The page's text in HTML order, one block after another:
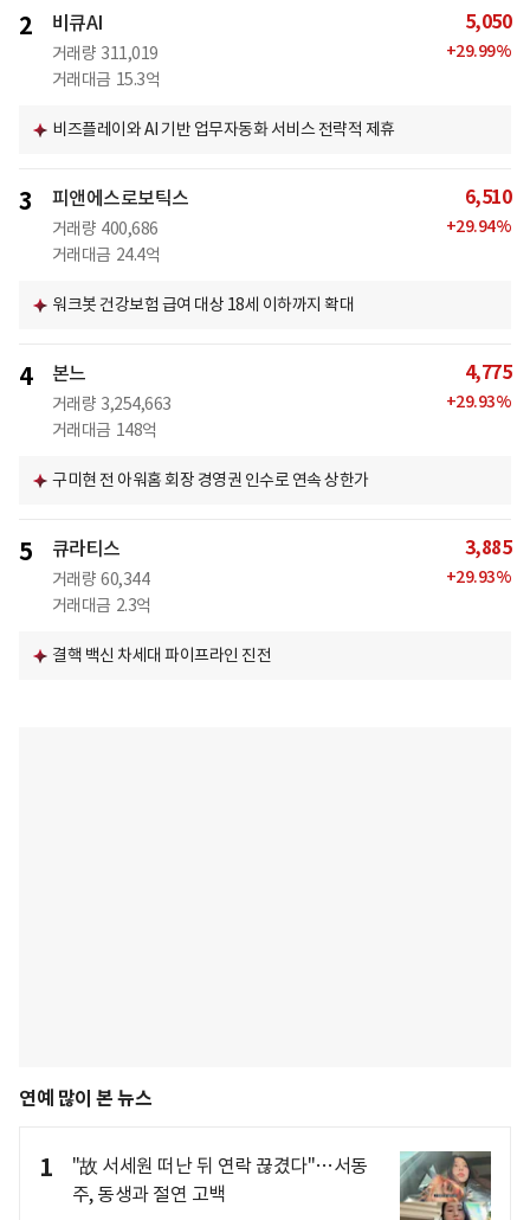
2 비큐AI
거래량 311,019
거래대금 15.3억
5,050
+29.99%
비즈플레이와 AI 기반 업무자동화 서비스 전략적 제휴
3 피앤에스로보틱스
거래량 400,686
거래대금 24.4억
6,510
+29.94%
워크봇 건강보험 급여 대상 18세 이하까지 확대
4 본느
거래량 3,254,663
거래대금 148억
4,775
+29.93%
구미현 전 아워홈 회장 경영권 인수로 연속 상한가
5 큐라티스
거래량 60,344
거래대금 2.3억
3,885
+29.93%
결핵 백신 차세대 파이프라인 진전
연예 많이 본 뉴스
1
"故 서세원 떠난 뒤 연락 끊겼다"…서동
주, 동생과 절연 고백